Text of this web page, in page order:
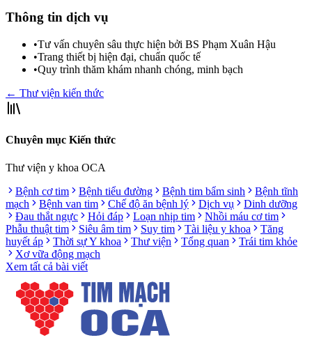
Thông tin dịch vụ
•Tư vấn chuyên sâu thực hiện bởi BS Phạm Xuân Hậu
•Trang thiết bị hiện đại, chuẩn quốc tế
•Quy trình thăm khám nhanh chóng, minh bạch
← Thư viện kiến thức
Chuyên mục Kiến thức
Thư viện y khoa OCA
Bệnh cơ tim
Bệnh tiểu đường Bệnh tim bẩm sinh
Bệnh tĩnh
mạch
Bệnh van tim Chế độ ăn bệnh lý Dịch vụ
Dinh dưỡng
Đau thắt ngực
Hỏi đáp Loạn nhịp tim
Nhồi máu cơ tim
Phẫu thuật tim
Siêu âm tim Suy tim Tài liệu y khoa
Tăng
huyết áp
Thời sự Y khoa Thư viện Tổng quan
Trái tim khỏe
Xơ vữa động mạch
Xem tất cả bài viết